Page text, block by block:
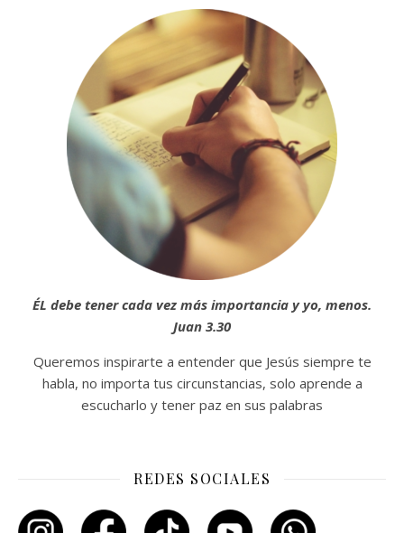
ÉL debe tener cada vez más importancia y yo, menos.
Juan 3.30
Queremos inspirarte a entender que Jesús siempre te
habla, no importa tus circunstancias, solo aprende a
escucharlo y tener paz en sus palabras
REDES SOCIALES